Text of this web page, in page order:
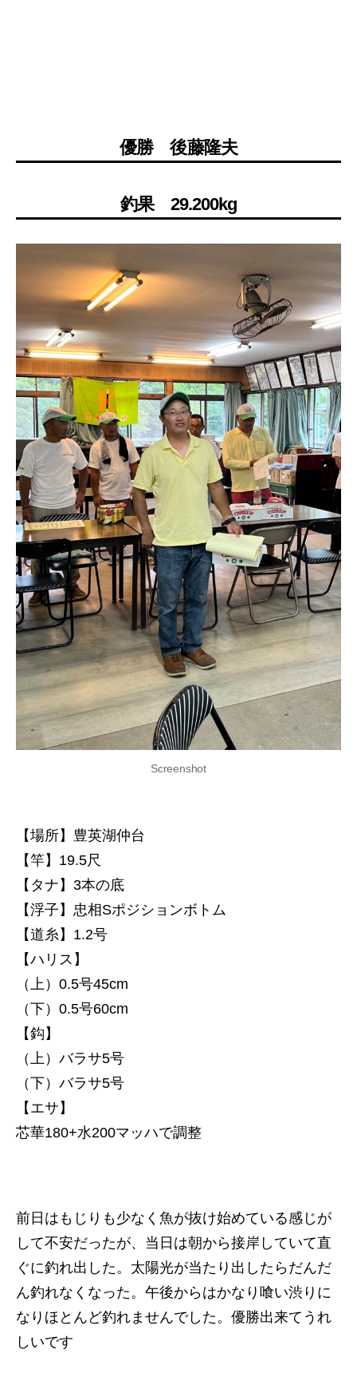
優勝 後藤隆夫
釣果 29.200kg
Screenshot
【場所】豊英湖仲台
【竿】19.5尺
【タナ】3本の底
【浮子】忠相Sポジションボトム
【道糸】1.2号
【ハリス】
（上）0.5号45cm
（下）0.5号60cm
【鈎】
（上）バラサ5号
（下）バラサ5号
【エサ】
芯華180+水200マッハで調整
前日はもじりも少なく魚が抜け始めている感じが
して不安だったが、当日は朝から接岸していて直
ぐに釣れ出した。太陽光が当たり出したらだんだ
ん釣れなくなった。午後からはかなり喰い渋りに
なりほとんど釣れませんでした。優勝出来てうれ
しいです